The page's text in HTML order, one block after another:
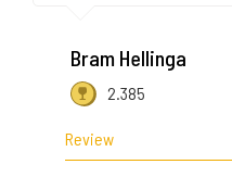
Bram Hellinga
2.385
Review